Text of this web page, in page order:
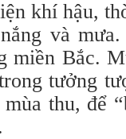
khí hậu,
và
miền Bắc.
tưởng
thu, để